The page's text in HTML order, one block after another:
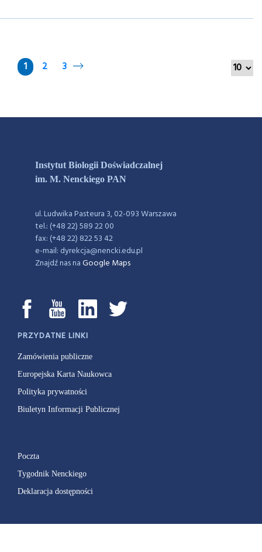
1 2 3
Instytut Biologii Doświadczalnej
im. M. Nenckiego PAN
ul. Ludwika Pasteura 3, 02-093 Warszawa
tel.: (+48 22) 589 22 00
fax: (+48 22) 822 53 42
e-mail: dyrekcja@nencki.edu.pl
Znajdź nas naGoogle Maps
PRZYDATNE LINKI
Zamówienia publiczne
Europejska Karta Naukowca
Polityka prywatności
Biuletyn Informacji Publicznej
Poczta
Tygodnik Nenckiego
Deklaracja dostępności